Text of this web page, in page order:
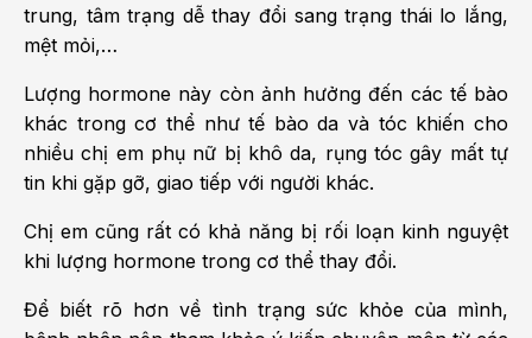
trung, tâm trạng dễ thay đổi sang trạng thái lo lắng,
mệt mỏi,…
Lượng hormone này còn ảnh hưởng đến các tế bào
khác trong cơ thể như tế bào da và tóc khiến cho
nhiều chị em phụ nữ bị khô da, rụng tóc gây mất tự
tin khi gặp gỡ, giao tiếp với người khác.
Chị em cũng rất có khả năng bị rối loạn kinh nguyệt
khi lượng hormone trong cơ thể thay đổi.
Để biết rõ hơn về tình trạng sức khỏe của mình,